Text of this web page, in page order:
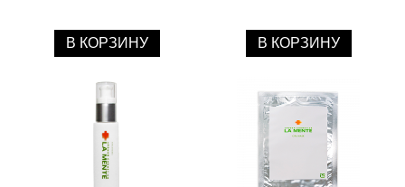
В КОРЗИНУ В КОРЗИНУ